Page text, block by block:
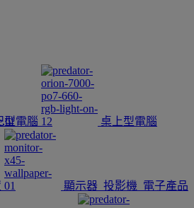
型電腦 桌上型電腦
顯示器 投影機 電子產品